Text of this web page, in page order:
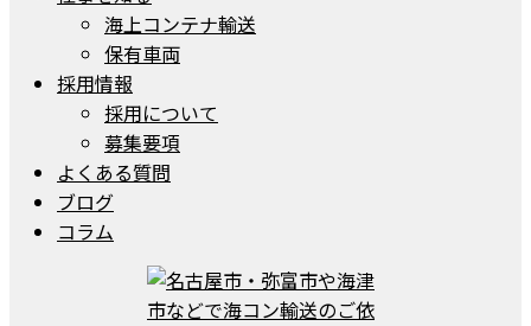
海上コンテナ輸送
保有車両
採用情報
採用について
募集要項
よくある質問
ブログ
コラム